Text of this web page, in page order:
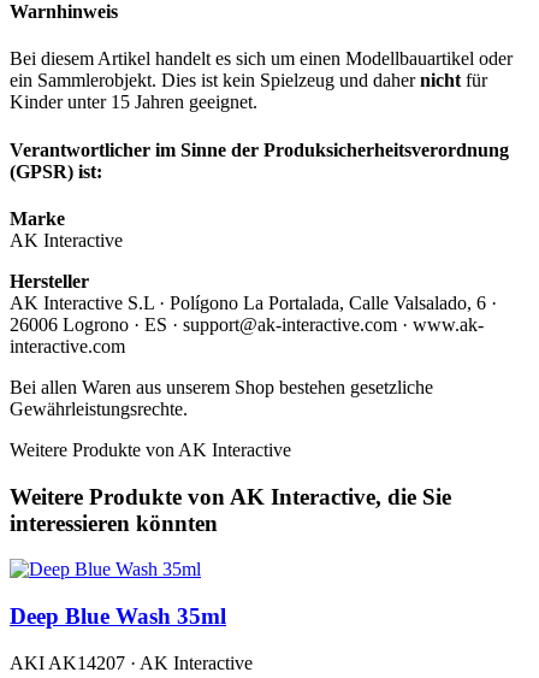
Warnhinweis
Bei diesem Artikel handelt es sich um einen Modellbauartikel oder
ein Sammlerobjekt. Dies ist kein Spielzeug und dahernicht für
Kinder unter 15 Jahren geeignet.
Verantwortlicher im Sinne der Produksicherheitsverordnung
(GPSR) ist:
Marke
AK Interactive
Hersteller
AK Interactive S.L · Polígono La Portalada, Calle Valsalado, 6 ·
26006 Logrono · ES · support@ak-interactive.com · www.ak-
interactive.com
Bei allen Waren aus unserem Shop bestehen gesetzliche
Gewährleistungsrechte.
Weitere Produkte von AK Interactive
Weitere Produkte von AK Interactive, die Sie
interessieren könnten
Deep Blue Wash 35ml
AKI AK14207 · AK Interactive